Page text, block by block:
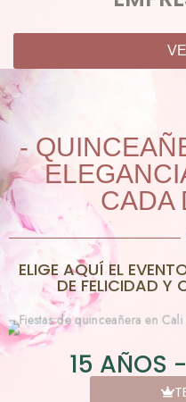
-
CADA
ELIGE AQUÍ EL
DE FELICIDAD Y
15 AÑOS